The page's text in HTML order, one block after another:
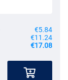
€5.84
€11.24
€17.08